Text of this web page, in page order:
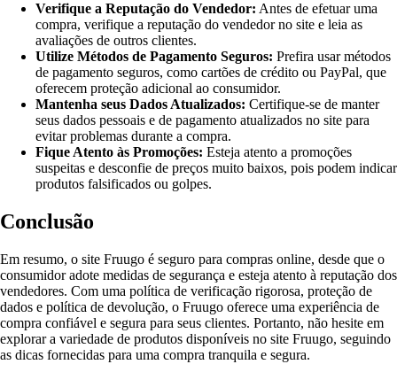
Verifique a Reputação do Vendedor: Antes de efetuar uma
compra, verifique a reputação do vendedor no site e leia as
avaliações de outros clientes.
Utilize Métodos de Pagamento Seguros: Prefira usar métodos
de pagamento seguros, como cartões de crédito ou PayPal, que
oferecem proteção adicional ao consumidor.
Mantenha seus Dados Atualizados: Certifique-se de manter
seus dados pessoais e de pagamento atualizados no site para
evitar problemas durante a compra.
Fique Atento às Promoções: Esteja atento a promoções
suspeitas e desconfie de preços muito baixos, pois podem indicar
produtos falsificados ou golpes.
Conclusão
Em resumo, o site Fruugo é seguro para compras online, desde que o
consumidor adote medidas de segurança e esteja atento à reputação dos
vendedores. Com uma política de verificação rigorosa, proteção de
dados e política de devolução, o Fruugo oferece uma experiência de
compra confiável e segura para seus clientes. Portanto, não hesite em
explorar a variedade de produtos disponíveis no site Fruugo, seguindo
as dicas fornecidas para uma compra tranquila e segura.